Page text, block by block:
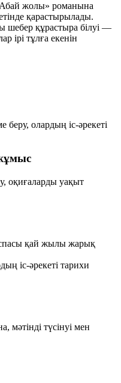
жолы» романына
қарастырылады.
шебер құрастыра білуі —
ірі тұлға екенін
беру, олардың іс-әрекеті
оқиғаларды уақыт
қай жылы жарық
іс-әрекеті тарихи
түсінуі мен